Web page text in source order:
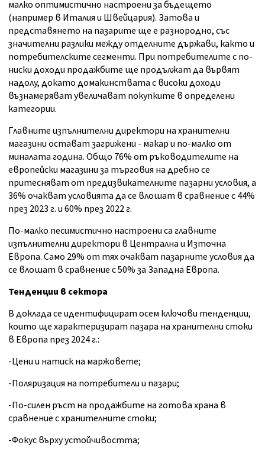
малко оптимистично настроени за бъдещето
(например в Италия и Швейцария). Затова и
представянето на пазарите ще е разнородно, със
значителни разлики между отделните държави, както и
потребителските сегменти. При потребителите с по-
ниски доходи продажбите ще продължат да вървят
надолу, докато домакинствата с високи доходи
възнамеряват увеличават покупките в определени
категории.
Главните изпълнителни директори на хранителни
магазини остават загрижени - макар и по-малко от
миналата година. Общо 76% от ръководителите на
европейски магазини за търговия на дребно се
притесняват от предизвикателните пазарни условия, а
36% очакват условията да се влошат в сравнение с 44%
през 2023 г. и 60% през 2022 г.
По-малко песимистично настроени са главните
изпълнителни директори в Централна и Източна
Европа. Само 29% от тях очакват пазарните условия да
се влошат в сравнение с 50% за Западна Европа.
Тенденции в сектора
В доклада се идентифицират осем ключови тенденции,
които ще характеризират пазара на хранителни стоки
в Европа през 2024 г.:
-Цени и натиск на маржовете;
-Поляризация на потребители и пазари;
-По-силен ръст на продажбите на готова храна в
сравнение с хранителните стоки;
-Фокус върху устойчивостта;